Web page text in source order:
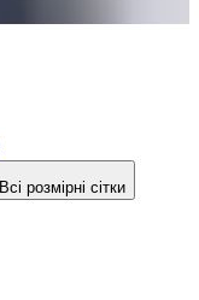
Всі розмірні сітки